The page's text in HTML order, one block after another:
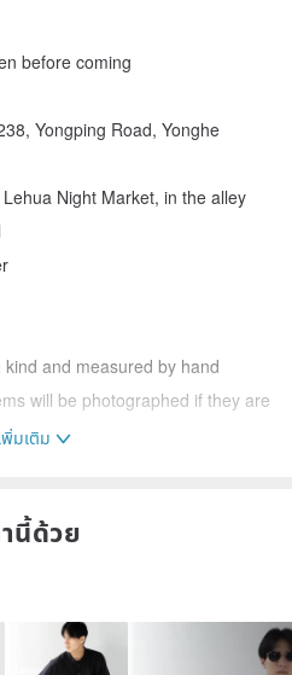
before coming
Yongping Road, Yonghe
Night Market, in the alley
and measured by hand
will be photographed if they are
sure that you can accept "dirty,
in size measurement" before
ask first~ Thank you for your
พิ่มเติม
นี้ด้วย